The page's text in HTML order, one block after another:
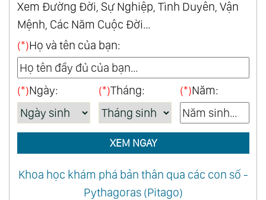
Xem Đường Đời, Sự Nghiệp, Tình Duyên, Vận
Mệnh, Các Năm Cuộc Đời...
(*)Họ và tên của bạn:
(*)Ngày: (*)Tháng: (*)Năm:
XEM NGAY
Khoa học khám phá bản thân qua các con số -
Pythagoras (Pitago)